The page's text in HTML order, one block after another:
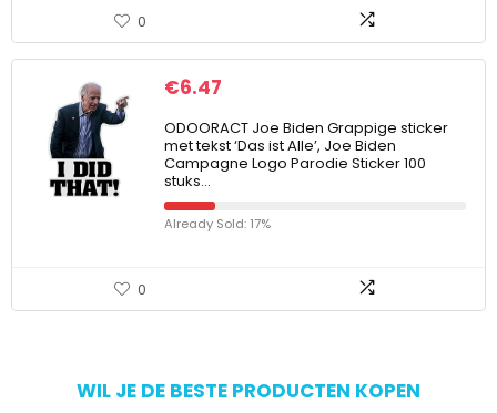
0
€6.47
ODOORACT Joe Biden Grappige sticker
met tekst ‘Das ist Alle’, Joe Biden
Campagne Logo Parodie Sticker 100
stuks…
Already Sold: 17%
0
WIL JE DE BESTE PRODUCTEN KOPEN